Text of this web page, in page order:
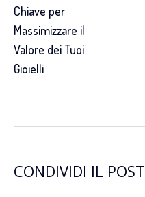
Chiave per
Massimizzare il
Valore dei Tuoi
Gioielli
CONDIVIDI IL POST